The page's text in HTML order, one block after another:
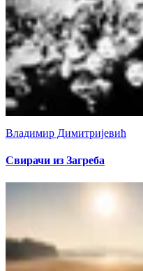
Владимир Димитријевић
Свирачи из Загреба